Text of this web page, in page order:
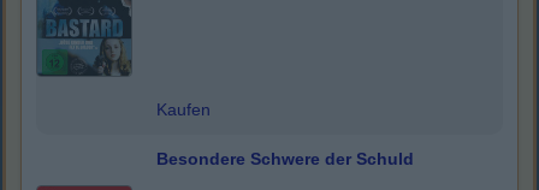
Kaufen
Besondere Schwere der Schuld